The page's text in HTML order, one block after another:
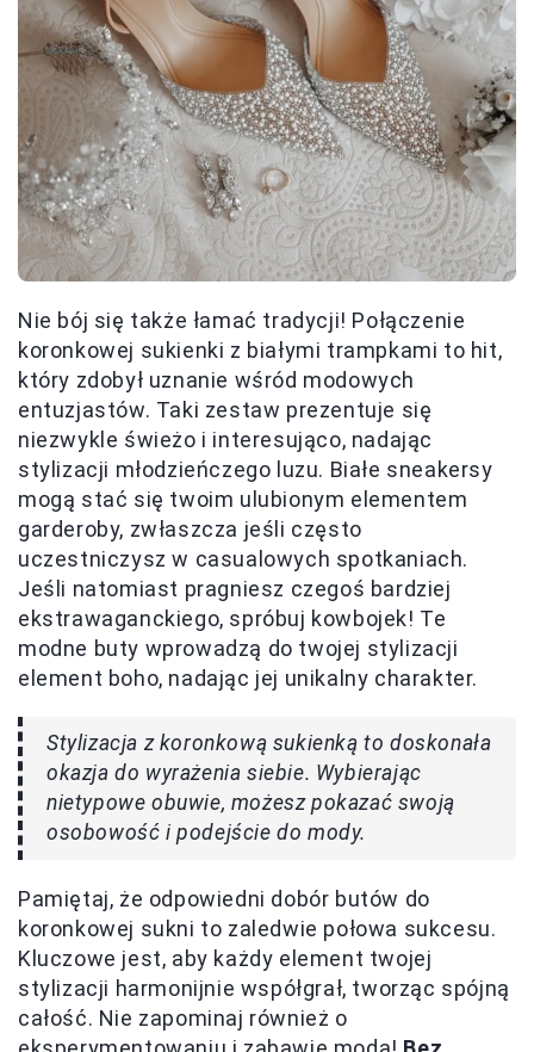
Nie bój się także łamać tradycji! Połączenie
koronkowej sukienki z białymi trampkami to hit,
który zdobył uznanie wśród modowych
entuzjastów. Taki zestaw prezentuje się
niezwykle świeżo i interesująco, nadając
stylizacji młodzieńczego luzu. Białe sneakersy
mogą stać się twoim ulubionym elementem
garderoby, zwłaszcza jeśli często
uczestniczysz w casualowych spotkaniach.
Jeśli natomiast pragniesz czegoś bardziej
ekstrawaganckiego, spróbuj kowbojek! Te
modne buty wprowadzą do twojej stylizacji
element boho, nadając jej unikalny charakter.
Stylizacja z koronkową sukienką to doskonała
okazja do wyrażenia siebie. Wybierając
nietypowe obuwie, możesz pokazać swoją
osobowość i podejście do mody.
Pamiętaj, że odpowiedni dobór butów do
koronkowej sukni to zaledwie połowa sukcesu.
Kluczowe jest, aby każdy element twojej
stylizacji harmonijnie współgrał, tworząc spójną
całość. Nie zapominaj również o